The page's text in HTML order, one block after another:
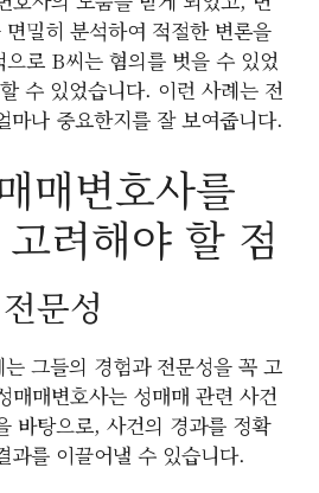
밀히 분석하여 적절한 변론을
로 B씨는 혐의를 벗을 수 있었
수 있었습니다. 이런 사례는 전
마나 중요한지를 잘 보여줍니다.
매변호사를
려해야 할 점
문성
그들의 경험과 전문성을 꼭 고
매매변호사는 성매매 관련 사건
바탕으로, 사건의 경과를 정확
과를 이끌어낼 수 있습니다.